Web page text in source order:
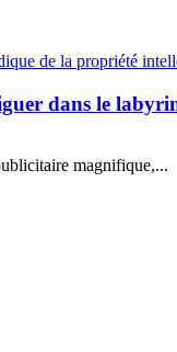
dans le
magnifique,...